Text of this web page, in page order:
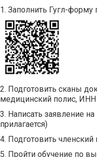
1. Заполнить Гугл-форму
2. Подготовить сканы
медицинский полис, ИНН
3. Написать заявление
прилагается)
4. Подготовить
5. Пройти обучение по